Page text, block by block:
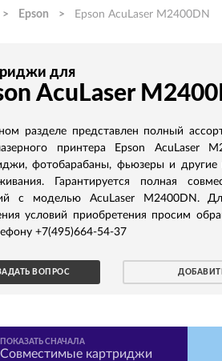
> Epson > Epson AcuLaser M2400DN
для
AcuLaser
разделе представлен полный
принтера Epson AcuLaser
фотобарабаны, фьюзеры и другие
Гарантируется полная
с моделью AcuLaser M2400DN.
условий приобретения просим
+7(495)664-54-37
ВОПРОС
ПОКАЗАТЬ СНАЧАЛА
Совместимые картриджи